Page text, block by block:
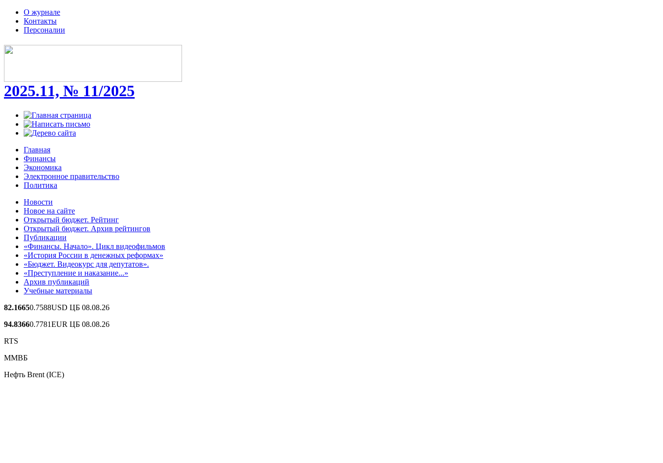
О журнале
Контакты
Персоналии
2025.11, № 11/2025
Главная
Финансы
Экономика
Электронное правительство
Политика
Новости
Новое на сайте
Открытый бюджет. Рейтинг
Открытый бюджет. Архив рейтингов
Публикации
«Финансы. Начало». Цикл видеофильмов
«История России в денежных реформах»
«Бюджет. Видеокурс для депутатов».
«Преступление и наказание...»
Архив публикаций
Учебные материалы
82.16650.7588USD ЦБ 08.08.26
94.83660.7781EUR ЦБ 08.08.26
RTS
ММВБ
Нефть Brent (ICE)